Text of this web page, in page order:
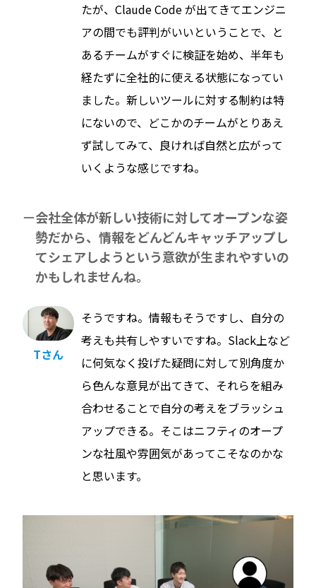
たが、Claude Code が出てきてエンジニ
アの間でも評判がいいということで、と
あるチームがすぐに検証を始め、半年も
経たずに全社的に使える状態になってい
ました。新しいツールに対する制約は特
にないので、どこかのチームがとりあえ
ず試してみて、良ければ自然と広がって
いくような感じですね。
会社全体が新しい技術に対してオープンな姿
勢だから、情報をどんどんキャッチアップし
てシェアしようという意欲が生まれやすいの
かもしれませんね。
Tさん
そうですね。情報もそうですし、自分の
考えも共有しやすいですね。Slack上など
に何気なく投げた疑問に対して別角度か
ら色んな意見が出てきて、それらを組み
合わせることで自分の考えをブラッシュ
アップできる。そこはニフティのオープ
ンな社風や雰囲気があってこそなのかな
と思います。